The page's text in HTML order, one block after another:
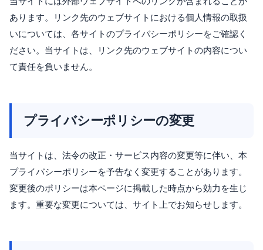
あります。リンク先のウェブサイトにおける個人情報の取扱
いについては、各サイトのプライバシーポリシーをご確認く
ださい。当サイトは、リンク先のウェブサイトの内容につい
て責任を負いません。
プライバシーポリシーの変更
当サイトは、法令の改正・サービス内容の変更等に伴い、本
プライバシーポリシーを予告なく変更することがあります。
変更後のポリシーは本ページに掲載した時点から効力を生じ
ます。重要な変更については、サイト上でお知らせします。